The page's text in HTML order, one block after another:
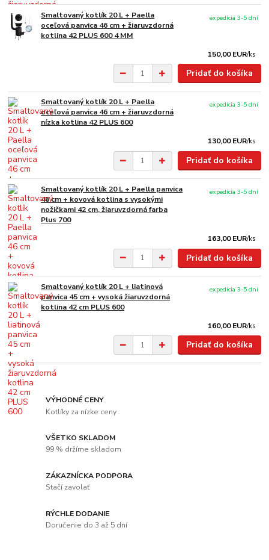
Smaltovaný kotlík 20 L + Paella
oceľová panvica 46 cm + žiaruvzdorná
kotlina 42 PLUS 600 4 MM
150,00 EUR/ks
expedícia 3-5 dní
Pridať do košíka
Smaltovaný kotlík 20 L + Paella
oceľová panvica 46 cm + žiaruvzdorná
nízka kotlina 42 PLUS 600
130,00 EUR/ks
expedícia 3-5 dní
Pridať do košíka
Smaltovaný kotlík 20 L + Paella panvica
46 cm + kovová kotlina s vysokými
nožičkami 42 cm, žiaruvzdorná farba
Plus 700
163,00 EUR/ks
expedícia 3-5 dní
Pridať do košíka
Smaltovaný kotlík 20 L + liatinová
panvica 45 cm + vysoká žiaruvzdorná
kotlina 42 cm PLUS 600
160,00 EUR/ks
expedícia 3-5 dní
Pridať do košíka
VÝHODNÉ CENY
Kotlíky za nízke ceny
VŠETKO SKLADOM
99 % držíme skladom
ZÁKAZNÍCKA PODPORA
Stačí zavolať
RÝCHLE DODANIE
Doručenie do 3 až 5 dní